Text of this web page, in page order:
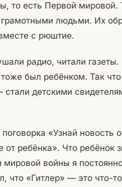
то есть Первой мировой.
людьми. Их
с рюштие.
радио, читали
был ребёнком. Так
детскими
«Узнай новость
от ребёнка». Что ребёнок
мировой войны я
что «Гитлер» — это что-